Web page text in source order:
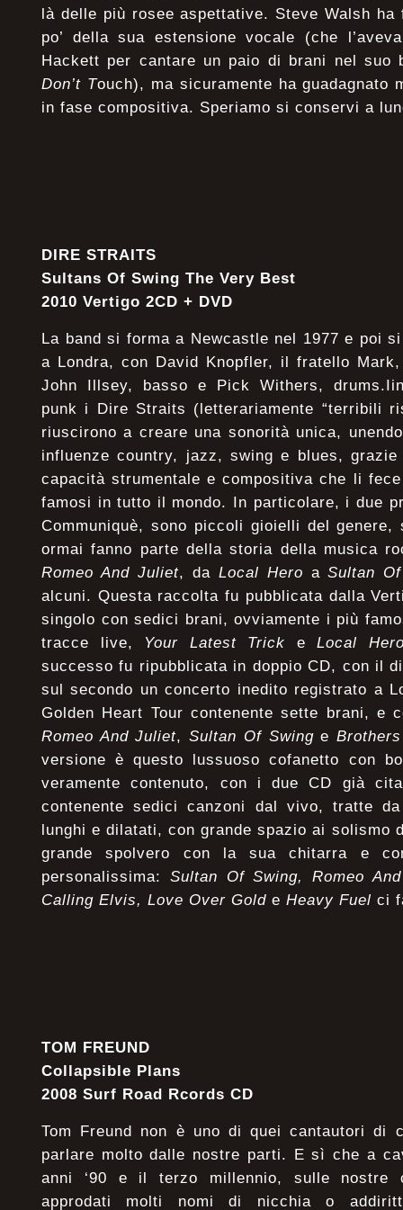
là delle più rosee aspettative. Steve Walsh
po’ della sua estensione vocale (che
Hackett per cantare un paio di brani nel suo
Don’t Touch), ma sicuramente ha guadagnato
in fase compositiva. Speriamo si conservi a
DIRE STRAITS
Sultans Of Swing The Very Best
2010 Vertigo 2CD + DVD
La band si forma a Newcastle nel 1977 e poi
a Londra, con David Knopfler, il fratello
John Illsey, basso e Pick Withers,
punk i Dire Straits (letterariamente “terribili
riuscirono a creare una sonorità unica,
influenze country, jazz, swing e blues,
capacità strumentale e compositiva che li
famosi in tutto il mondo. In particolare, i due
Communiquè, sono piccoli gioielli del
ormai fanno parte della storia della musica
Romeo And Juliet, da Local Hero aSultan
alcuni. Questa raccolta fu pubblicata dalla
singolo con sedici brani, ovviamente i più
tracce live, Your Latest Trick eLocal
successo fu ripubblicata in doppio CD, con il
sul secondo un concerto inedito registrato a
Golden Heart Tour contenente sette brani, e
Romeo And Juliet,Sultan Of Swinge
versione è questo lussuoso cofanetto con
veramente contenuto, con i due CD già
contenente sedici canzoni dal vivo, tratte
lunghi e dilatati, con grande spazio ai solismo
grande spolvero con la sua chitarra e
personalissima: Sultan Of Swing, Romeo
Calling Elvis, Love Over Gold e Heavy Fuel ci
TOM FREUND
Collapsible Plans
2008 Surf Road Rcords CD
Tom Freund non è uno di quei cantautori di
parlare molto dalle nostre parti. E sì che a
anni ‘90 e il terzo millennio, sulle nostre
approdati molti nomi di nicchia o